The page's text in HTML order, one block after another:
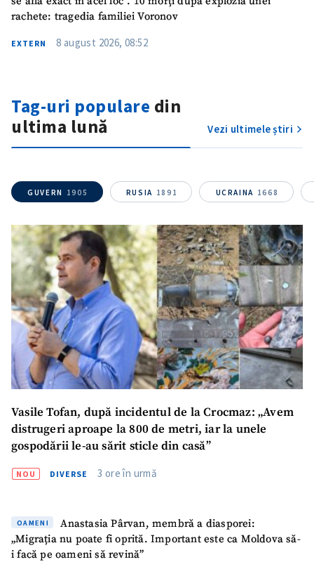
rachete: tragedia familiei Voronov
EXTERN 8 august 2026, 08:52
Tag-uri populare din
ultima lună
Vezi ultimele știri
GUVERN 1905 RUSIA 1891 UCRAINA 1668
Vasile Tofan, după incidentul de la Crocmaz: „Avem
distrugeri aproape la 800 de metri, iar la unele
gospodării le-au sărit sticle din casă”
NOU DIVERSE 3 ore în urmă
OAMENI
Anastasia Pârvan, membră a diasporei:
„Migrația nu poate fi oprită. Important este ca Moldova să-
i facă pe oameni să revină”